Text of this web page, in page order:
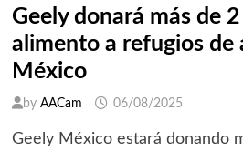
Geely donará más de
alimento a refugios de
México
by AACam 06/08/2025
Geely México estará donando